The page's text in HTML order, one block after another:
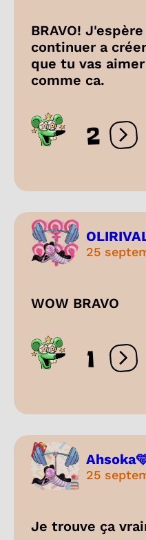
BRAVO!
continuer a
que tu vas
comme ca.
2
25
WOW BRAVO
1
25
Je trouve ça